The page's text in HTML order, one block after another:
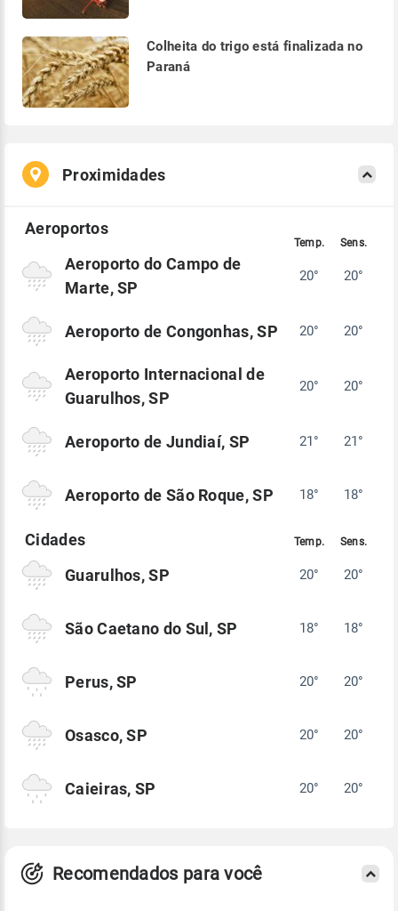
Colheita do trigo está finalizada no
Paraná
Proximidades
Aeroporto do Campo de
Marte, SP
20° 20°
Aeroporto de Congonhas, SP 20° 20°
Aeroporto Internacional de
Guarulhos, SP
20° 20°
Aeroporto de Jundiaí, SP 21° 21°
Aeroporto de São Roque, SP 18° 18°
Guarulhos, SP 20° 20°
São Caetano do Sul, SP 18° 18°
Perus, SP 20° 20°
Osasco, SP 20° 20°
Caieiras, SP 20° 20°
Recomendados para você